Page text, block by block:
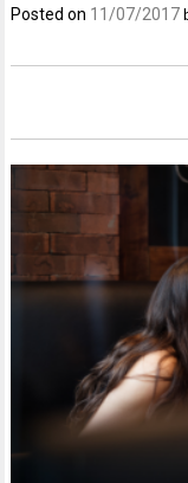
Posted on 11/07/2017